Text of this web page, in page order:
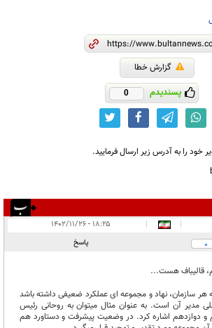
گزارش خطا
پسندیدم 0
خود را به آدرس زیر ارسال فرمایید.
|
|
۱۸:۲۵ - ۱۴۰۲/۱۱/۲۶
0 پاسخ
قالیباف هست...
سازمان، نهاد و مجموعه ای عملکرد ضعیفی داشته باشد
مدیر آن است. به عنوان مثال میتوان به روحانی رئیس
دوازدهم اشاره کرد. در وضعیت پیشرفت و دستاورد هم